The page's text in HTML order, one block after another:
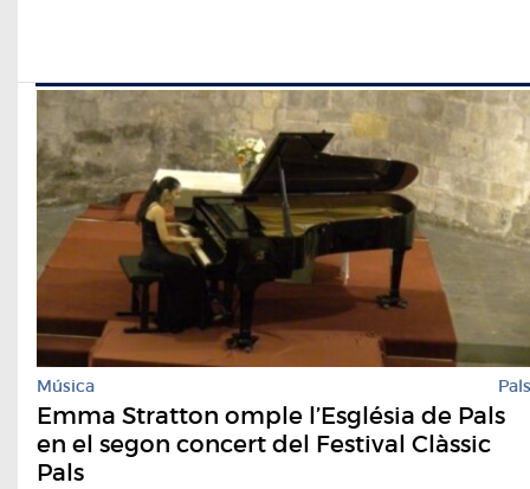
Música Pals
Emma Stratton omple l’Església de Pals
en el segon concert del Festival Clàssic
Pals